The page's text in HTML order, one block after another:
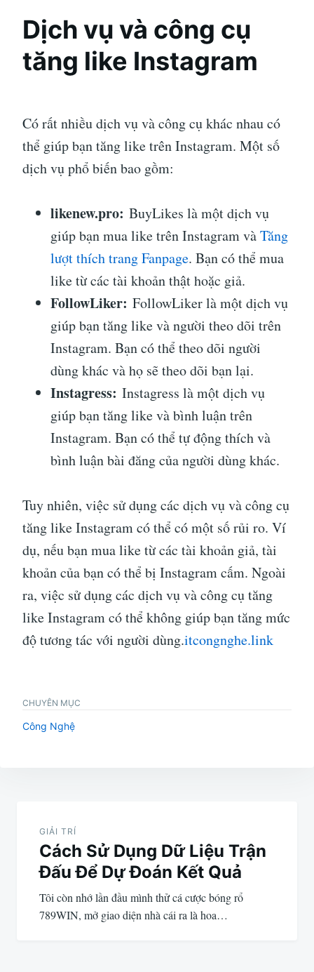
Dịch vụ và công cụ
tăng like Instagram
Có rất nhiều dịch vụ và công cụ khác nhau có
thể giúp bạn tăng like trên Instagram. Một số
dịch vụ phổ biến bao gồm:
likenew.pro: BuyLikes là một dịch vụ
giúp bạn mua like trên Instagram vàTăng
lượt thích trang Fanpage. Bạn có thể mua
like từ các tài khoản thật hoặc giả.
FollowLiker: FollowLiker là một dịch vụ
giúp bạn tăng like và người theo dõi trên
Instagram. Bạn có thể theo dõi người
dùng khác và họ sẽ theo dõi bạn lại.
Instagress: Instagress là một dịch vụ
giúp bạn tăng like và bình luận trên
Instagram. Bạn có thể tự động thích và
bình luận bài đăng của người dùng khác.
Tuy nhiên, việc sử dụng các dịch vụ và công cụ
tăng like Instagram có thể có một số rủi ro. Ví
dụ, nếu bạn mua like từ các tài khoản giả, tài
khoản của bạn có thể bị Instagram cấm. Ngoài
ra, việc sử dụng các dịch vụ và công cụ tăng
like Instagram có thể không giúp bạn tăng mức
độ tương tác với người dùng.itcongnghe.link
CHUYÊN MỤC
Công Nghệ
hướng
viết
GIẢI TRÍ
Cách Sử Dụng Dữ Liệu Trận
Đấu Để Dự Đoán Kết Quả
Tôi còn nhớ lần đầu mình thử cá cược bóng rổ
789WIN, mở giao diện nhà cái ra là hoa…